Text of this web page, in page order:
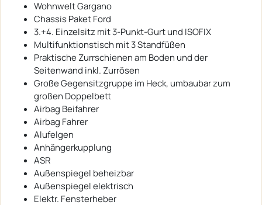
Wohnwelt Gargano
Chassis Paket Ford
3.+4. Einzelsitz mit 3-Punkt-Gurt und ISOFIX
Multifunktionstisch mit 3 Standfüßen
Praktische Zurrschienen am Boden und der
Seitenwand inkl. Zurrösen
Große Gegensitzgruppe im Heck, umbaubar zum
großen Doppelbett
Airbag Beifahrer
Airbag Fahrer
Alufelgen
Anhängerkupplung
ASR
Außenspiegel beheizbar
Außenspiegel elektrisch
Elektr. Fensterheber